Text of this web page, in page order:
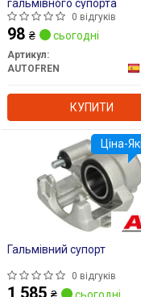
гальмівного супорта
0 відгуків
98 ₴ сьогодні
Артикул:
AUTOFREN
КУПИТИ
Гальмівний супорт
0 відгуків
1 585
Ціна-